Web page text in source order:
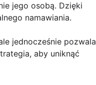
jego osobą. Dzięki
namawiania.
jednocześnie pozwala
aby uniknąć